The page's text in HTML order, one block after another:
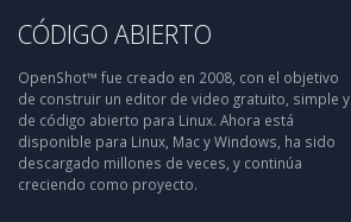
CÓDIGO ABIERTO
OpenShot™ fue creado en 2008, con el objetivo
de construir un editor de video gratuito, simple y
de código abierto para Linux. Ahora está
disponible para Linux, Mac y Windows, ha sido
descargado millones de veces, y continúa
creciendo como proyecto.